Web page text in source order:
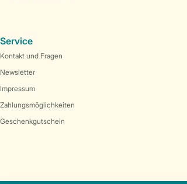
Service
Kontakt und Fragen
Newsletter
Impressum
Zahlungsmöglichkeiten
Geschenkgutschein